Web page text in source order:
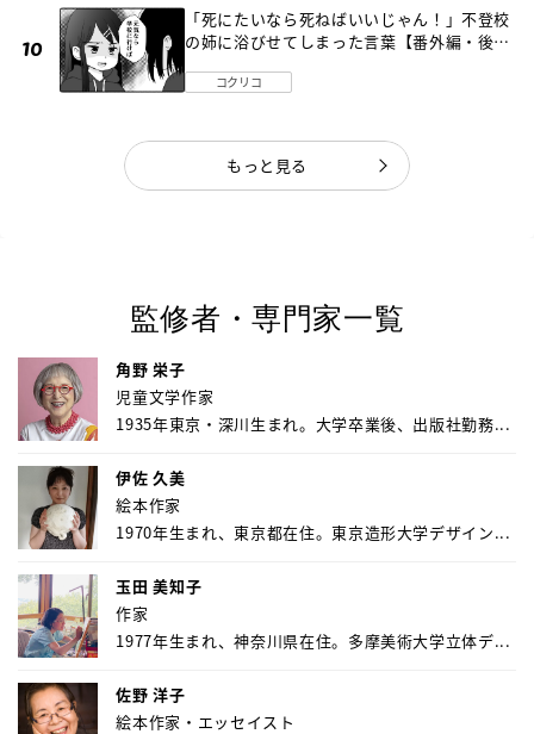
「死にたいなら死ねばいいじゃん！」不登校
の姉に浴びせてしまった言葉【番外編・後
コクリコ
もっと見る
監修者・専門家一覧
角野 栄子
児童文学作家
1935年東京・深川生まれ。大学卒業後、出版社勤務...
伊佐 久美
絵本作家
1970年生まれ、東京都在住。東京造形大学デザイン...
玉田 美知子
作家
1977年生まれ、神奈川県在住。多摩美術大学立体デ...
佐野 洋子
絵本作家・エッセイスト